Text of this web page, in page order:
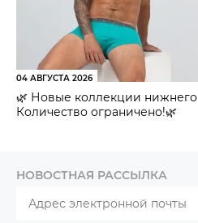
04 АВГУСТА 2026
🌿 Новые коллекции
Количество ограничено!🌿
НОВОСТНАЯ РАССЫЛКА